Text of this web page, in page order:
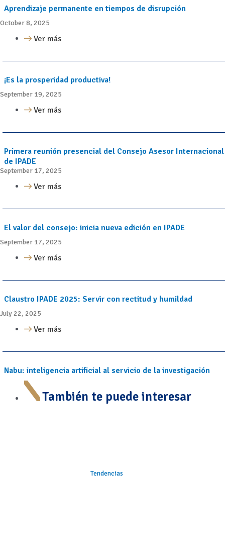
Aprendizaje permanente en tiempos de disrupción
October 8, 2025
Ver más
¡Es la prosperidad productiva!
September 19, 2025
Ver más
Primera reunión presencial del Consejo Asesor Internacional
de IPADE
September 17, 2025
Ver más
El valor del consejo: inicia nueva edición en IPADE
September 17, 2025
Ver más
Claustro IPADE 2025: Servir con rectitud y humildad
July 22, 2025
Ver más
Nabu: inteligencia artificial al servicio de la investigación
También te puede interesar
Tendencias